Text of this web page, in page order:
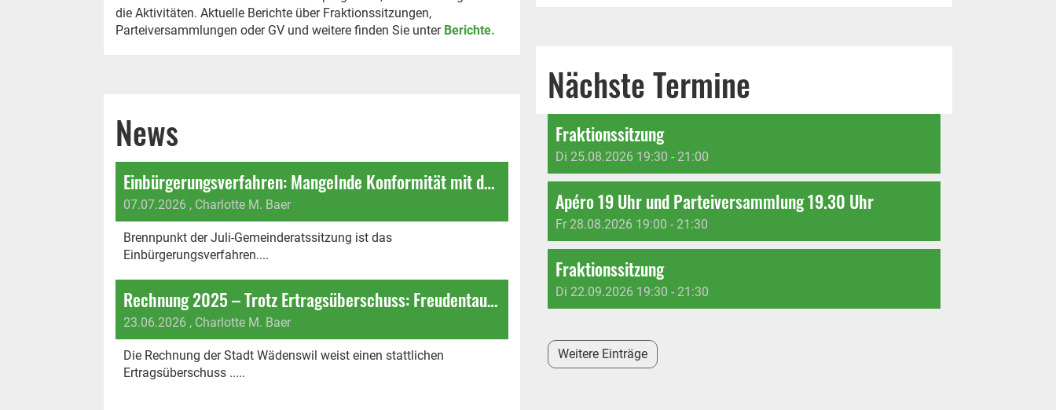
die Aktivitäten. Aktuelle Berichte über Fraktionssitzungen,
Parteiversammlungen oder GV und weitere finden Sie unter Berichte.
News
Einbürgerungsverfahren: Mangelnde Konformität mit dem übergeordneten Recht beheben
07.07.2026 , Charlotte M. Baer
Brennpunkt der Juli-Gemeinderatssitzung ist das
Einbürgerungsverfahren....
Rechnung 2025 – Trotz Ertragsüberschuss: Freudentaumel fehl am Platz!
23.06.2026 , Charlotte M. Baer
Die Rechnung der Stadt Wädenswil weist einen stattlichen
Ertragsüberschuss .....
Nächste Termine
Fraktionssitzung
Di 25.08.2026 19:30 - 21:00
Apéro 19 Uhr und Parteiversammlung 19.30 Uhr
Fr 28.08.2026 19:00 - 21:30
Fraktionssitzung
Di 22.09.2026 19:30 - 21:30
Weitere Einträge